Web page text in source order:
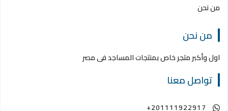
من نحن
من نحن
اول وأكبر متجر خاص بمنتجات المساجد فى مصر
تواصل معنا
+201111922917